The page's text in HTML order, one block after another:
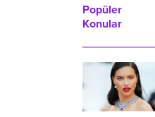
Dünya Mülteci Forumu’nun ev
sahipliğini gerçekleştirecek.
Popüler
Konular